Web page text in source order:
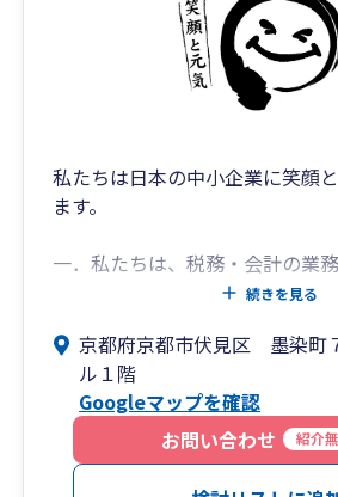
私たちは日本の中小企業に笑顔
ます。
一．私たちは、税務・会計の業
につながる、笑顔あふれる社会
顔で働ける職場環境を目指しま
続きを見る
京都府京都市伏見区 墨染町
ル１階
Googleマップを確認
お問い合わせ
紹介